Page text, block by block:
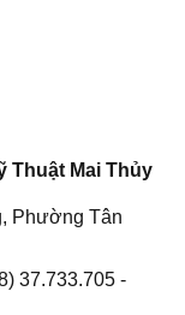
Thuật Mai Thủy
Phường Tân
37.733.705 -